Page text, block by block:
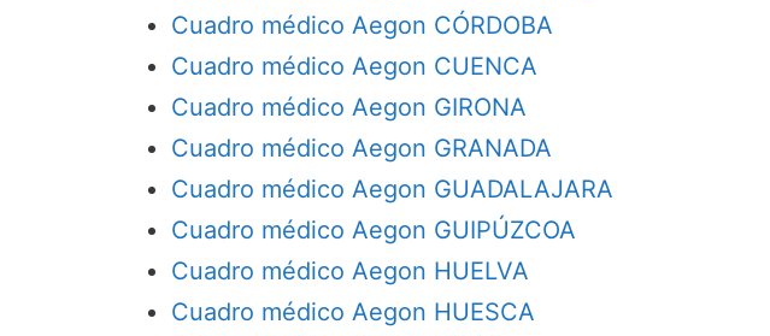
Cuadro médico Aegon CÓRDOBA
Cuadro médico Aegon CUENCA
Cuadro médico Aegon GIRONA
Cuadro médico Aegon GRANADA
Cuadro médico Aegon GUADALAJARA
Cuadro médico Aegon GUIPÚZCOA
Cuadro médico Aegon HUELVA
Cuadro médico Aegon HUESCA